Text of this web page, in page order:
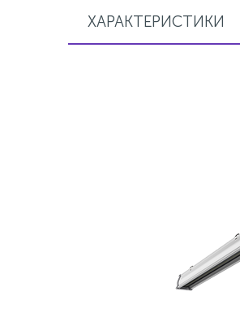
ХАРАКТЕРИСТИКИ